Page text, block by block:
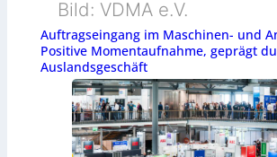
Bild: VDMA e.V.
Auftragseingang im Maschinen- und
Positive Momentaufnahme, geprägt
Auslandsgeschäft